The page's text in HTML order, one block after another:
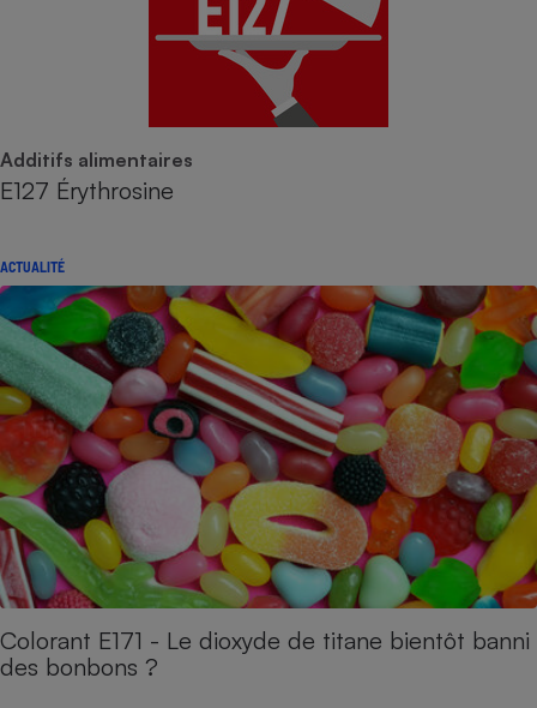
Additifs alimentaires
E127 Érythrosine
ACTUALITÉ
Colorant E171 - Le dioxyde de titane bientôt banni
des bonbons ?